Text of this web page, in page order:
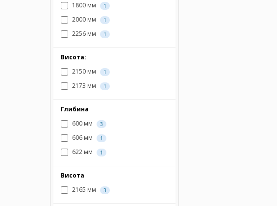
1800 мм 1
2000 мм 1
2256 мм 1
Висота:
2150 мм
1
2173 мм 1
Глибина
600 мм
3
606 мм 1
622 мм 1
Висота
2165 мм
3